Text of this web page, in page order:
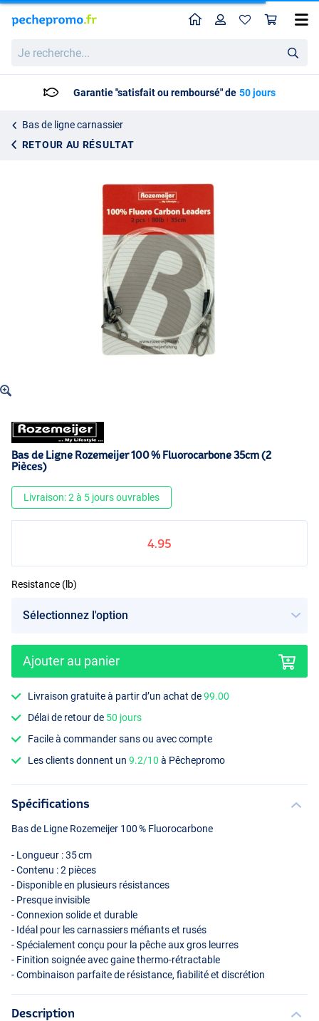
recherche...
HomeProfil
Livraison: 2 à 5 jours
Bas de ligne carnassier
RETOUR AU RÉSULTAT
Bas de Ligne Rozemeijer 100 % Fluorocarbone 35cm (2 Pièces)
Bas de Ligne Rozemeijer 100 % Fluorocarbone 35cm (2
Pièces)
Livraison: 2 à 5 jours ouvrables
4.95
Resistance (lb)
Ajouter au panier
Livraison gratuite à partir d’un achat de99.00
Délai de retour de 50 jours
Facile à commander sans ou avec compte
Les clients donnent un9.2/10 à Pêchepromo
Spécifications
Bas de Ligne Rozemeijer 100 % Fluorocarbone
- Longueur : 35 cm
- Contenu : 2 pièces
- Disponible en plusieurs résistances
- Presque invisible
- Connexion solide et durable
- Idéal pour les carnassiers méfiants et rusés
- Spécialement conçu pour la pêche aux gros leurres
- Finition soignée avec gaine thermo-rétractable
- Combinaison parfaite de résistance, fiabilité et discrétion
Description